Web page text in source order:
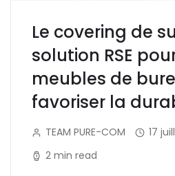
Le covering de
solution RSE
meubles de
favoriser la
TEAM PURE-COM
17
2 min read